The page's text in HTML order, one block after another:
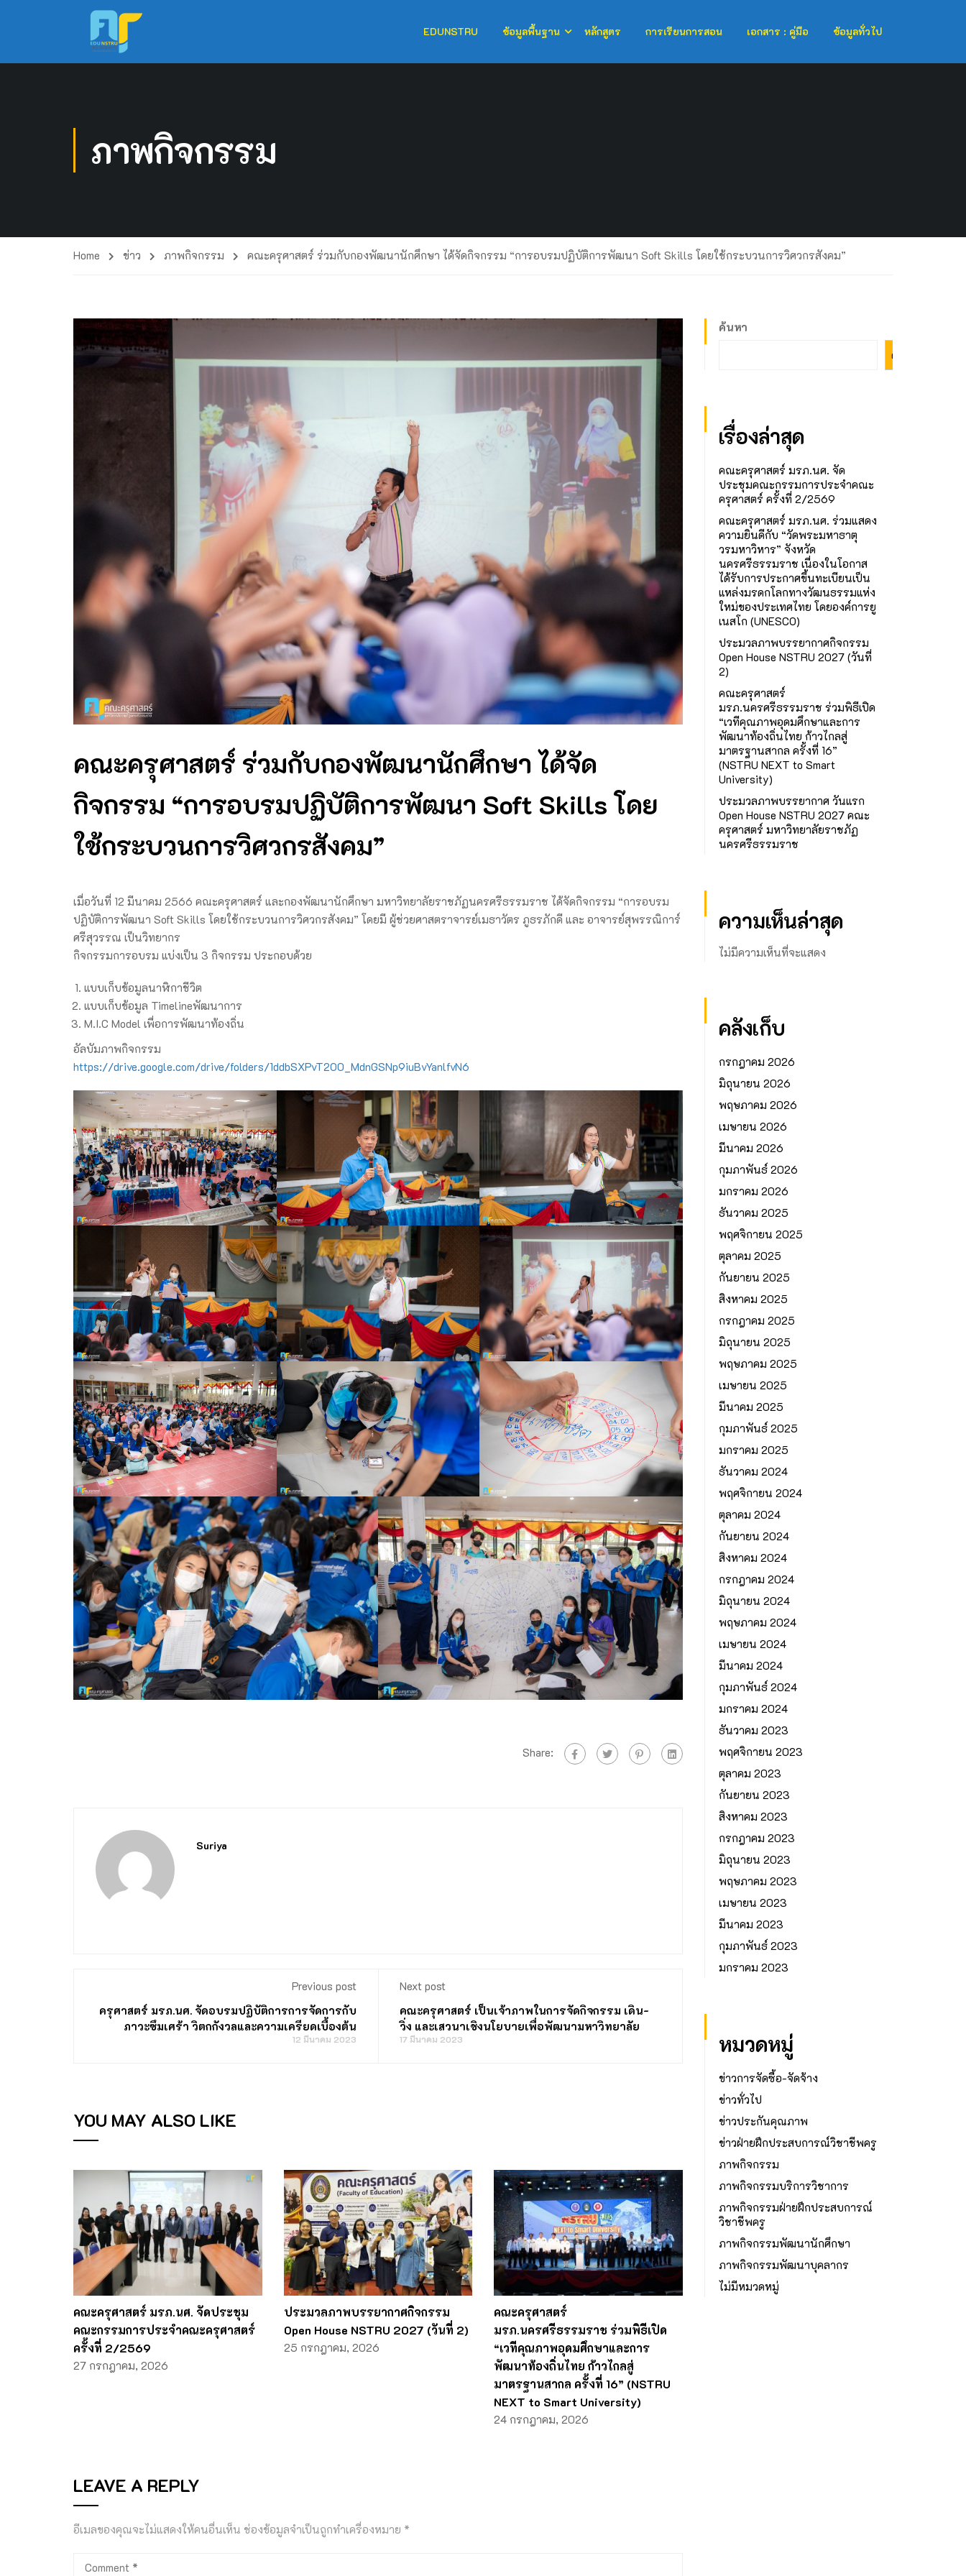
EDUNSTRU ข้อมูลพื้นฐาน หลักสูตร การเรียนการสอน เอกสาร : คู่มือ ข้อมูลทั่วไป
ภาพกิจกรรม
Home ข่าว ภาพกิจกรรม คณะครุศาสตร์ ร่วมกับกองพัฒนานักศึกษา ได้จัดกิจกรรม “การอบรมปฏิบัติการพัฒนา Soft Skills โดยใช้กระบวนการวิศวกรสังคม”
คณะครุศาสตร์ ร่วมกับกองพัฒนานักศึกษา ได้จัด
กิจกรรม “การอบรมปฏิบัติการพัฒนา Soft Skills โดย
ใช้กระบวนการวิศวกรสังคม”
เมื่อวันที่ 12 มีนาคม 2566 คณะครุศาสตร์ และกองพัฒนานักศึกษา มหาวิทยาลัยราชภัฏนครศรีธรรมราช ได้จัดกิจกรรม “การอบรม
ปฏิบัติการพัฒนา Soft Skills โดยใช้กระบวนการวิศวกรสังคม” โดยมี ผู้ช่วยศาสตราจารย์เมธาวัตร ภูธรภักดี และ อาจารย์สุพรรณิการ์
ศรีสุวรรณ เป็นวิทยากร
กิจกรรมการอบรม แบ่งเป็น 3 กิจกรรม ประกอบด้วย
แบบเก็บข้อมูลนาฬิกาชีวิต
แบบเก็บข้อมูล Timelineพัฒนาการ
M.I.C Model เพื่อการพัฒนาท้องถิ่น
อัลบัมภาพกิจกรรม
https://drive.google.com/drive/folders/1ddbSXPvT2O0_MdnGSNp9iuBvYanlfvN6
Share:
Suriya
Previous post
ครุศาสตร์ มรภ.นศ. จัดอบรมปฏิบัติการการจัดการกับ
ภาวะซึมเศร้า วิตกกังวลและความเครียดเบื้องต้น
12 มีนาคม 2023
Next post
คณะครุศาสตร์ เป็นเจ้าภาพในการจัดกิจกรรม เดิน-
วิ่ง และเสวนาเชิงนโยบายเพื่อพัฒนามหาวิทยาลัย
17 มีนาคม 2023
YOU MAY ALSO LIKE
คณะครุศาสตร์ มรภ.นศ. จัดประชุม
คณะกรรมการประจำคณะครุศาสตร์
ครั้งที่ 2/2569
27 กรกฎาคม, 2026
ประมวลภาพบรรยากาศกิจกรรม
Open House NSTRU 2027 (วันที่ 2)
25 กรกฎาคม, 2026
คณะครุศาสตร์
มรภ.นครศรีธรรมราช ร่วมพิธีเปิด
“เวทีคุณภาพอุดมศึกษาและการ
พัฒนาท้องถิ่นไทย ก้าวไกลสู่
มาตรฐานสากล ครั้งที่ 16” (NSTRU
NEXT to Smart University)
24 กรกฎาคม, 2026
LEAVE A REPLY
อีเมลของคุณจะไม่แสดงให้คนอื่นเห็น ช่องข้อมูลจำเป็นถูกทำเครื่องหมาย *
ค้นหา
ค้นหา
เรื่องล่าสุด
คณะครุศาสตร์ มรภ.นศ. จัด
ประชุมคณะกรรมการประจำคณะ
ครุศาสตร์ ครั้งที่ 2/2569
คณะครุศาสตร์ มรภ.นศ. ร่วมแสดง
ความยินดีกับ “วัดพระมหาธาตุ
วรมหาวิหาร” จังหวัด
นครศรีธรรมราช เนื่องในโอกาส
ได้รับการประกาศขึ้นทะเบียนเป็น
แหล่งมรดกโลกทางวัฒนธรรมแห่ง
ใหม่ของประเทศไทย โดยองค์การยู
เนสโก (UNESCO)
ประมวลภาพบรรยากาศกิจกรรม
Open House NSTRU 2027 (วันที่
2)
คณะครุศาสตร์
มรภ.นครศรีธรรมราช ร่วมพิธีเปิด
“เวทีคุณภาพอุดมศึกษาและการ
พัฒนาท้องถิ่นไทย ก้าวไกลสู่
มาตรฐานสากล ครั้งที่ 16”
(NSTRU NEXT to Smart
University)
ประมวลภาพบรรยากาศ วันแรก
Open House NSTRU 2027 คณะ
ครุศาสตร์ มหาวิทยาลัยราชภัฏ
นครศรีธรรมราช
ความเห็นล่าสุด
ไม่มีความเห็นที่จะแสดง
คลังเก็บ
กรกฎาคม 2026
มิถุนายน 2026
พฤษภาคม 2026
เมษายน 2026
มีนาคม 2026
กุมภาพันธ์ 2026
มกราคม 2026
ธันวาคม 2025
พฤศจิกายน 2025
ตุลาคม 2025
กันยายน 2025
สิงหาคม 2025
กรกฎาคม 2025
มิถุนายน 2025
พฤษภาคม 2025
เมษายน 2025
มีนาคม 2025
กุมภาพันธ์ 2025
มกราคม 2025
ธันวาคม 2024
พฤศจิกายน 2024
ตุลาคม 2024
กันยายน 2024
สิงหาคม 2024
กรกฎาคม 2024
มิถุนายน 2024
พฤษภาคม 2024
เมษายน 2024
มีนาคม 2024
กุมภาพันธ์ 2024
มกราคม 2024
ธันวาคม 2023
พฤศจิกายน 2023
ตุลาคม 2023
กันยายน 2023
สิงหาคม 2023
กรกฎาคม 2023
มิถุนายน 2023
พฤษภาคม 2023
เมษายน 2023
มีนาคม 2023
กุมภาพันธ์ 2023
มกราคม 2023
หมวดหมู่
ข่าวการจัดซื้อ-จัดจ้าง
ข่าวทั่วไป
ข่าวประกันคุณภาพ
ข่าวฝ่ายฝึกประสบการณ์วิชาชีพครู
ภาพกิจกรรม
ภาพกิจกรรมบริการวิชาการ
ภาพกิจกรรมฝ่ายฝึกประสบการณ์
วิชาชีพครู
ภาพกิจกรรมพัฒนานักศึกษา
ภาพกิจกรรมพัฒนาบุคลากร
ไม่มีหมวดหมู่